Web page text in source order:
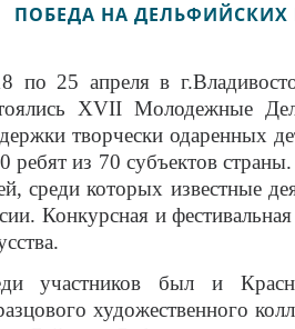
ПОБЕДА НА ДЕЛЬФИЙСКИХ
по 25 апреля в
XVIIМолодежные
творчески одаренных
ребят из 70 субъектов
среди которых известные
Конкурсная и
участников был и
художественного